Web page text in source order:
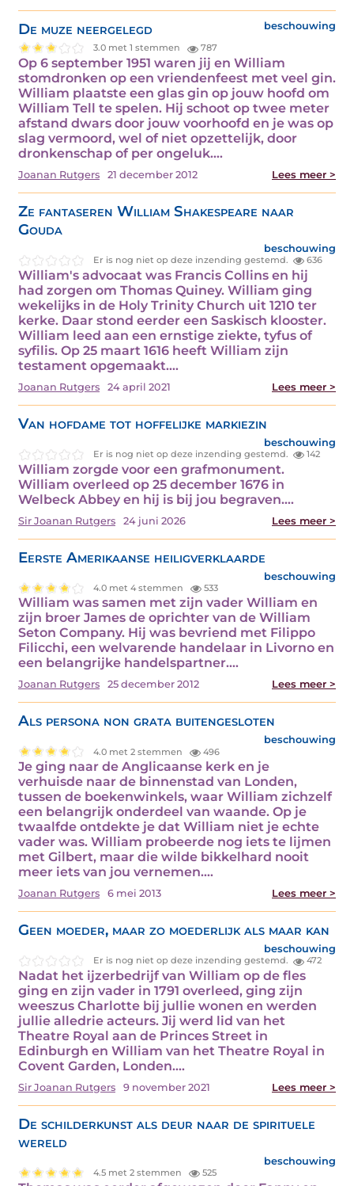
De muze neergelegd beschouwing
3.0 met 1 stemmen 787
Op 6 september 1951 waren jij en William
stomdronken op een vriendenfeest met veel gin.
William plaatste een glas gin op jouw hoofd om
William Tell te spelen. Hij schoot op twee meter
afstand dwars door jouw voorhoofd en je was op
slag vermoord, wel of niet opzettelijk, door
dronkenschap of per ongeluk.…
Joanan Rutgers 21 december 2012 Lees meer >
Ze fantaseren William Shakespeare naar
Gouda
beschouwing
Er is nog niet op deze inzending gestemd. 636
William's advocaat was Francis Collins en hij
had zorgen om Thomas Quiney. William ging
wekelijks in de Holy Trinity Church uit 1210 ter
kerke. Daar stond eerder een Saskisch klooster.
William leed aan een ernstige ziekte, tyfus of
syfilis. Op 25 maart 1616 heeft William zijn
testament opgemaakt.…
Joanan Rutgers 24 april 2021 Lees meer >
Van hofdame tot hoffelijke markiezin
beschouwing
Er is nog niet op deze inzending gestemd. 142
William zorgde voor een grafmonument.
William overleed op 25 december 1676 in
Welbeck Abbey en hij is bij jou begraven.…
Sir Joanan Rutgers 24 juni 2026 Lees meer >
Eerste Amerikaanse heiligverklaarde
beschouwing
4.0 met 4 stemmen 533
William was samen met zijn vader William en
zijn broer James de oprichter van de William
Seton Company. Hij was bevriend met Filippo
Filicchi, een welvarende handelaar in Livorno en
een belangrijke handelspartner.…
Joanan Rutgers 25 december 2012 Lees meer >
Als persona non grata buitengesloten
beschouwing
4.0 met 2 stemmen 496
Je ging naar de Anglicaanse kerk en je
verhuisde naar de binnenstad van Londen,
tussen de boekenwinkels, waar William zichzelf
een belangrijk onderdeel van waande. Op je
twaalfde ontdekte je dat William niet je echte
vader was. William probeerde nog iets te lijmen
met Gilbert, maar die wilde bikkelhard nooit
meer iets van jou vernemen.…
Joanan Rutgers 6 mei 2013 Lees meer >
Geen moeder, maar zo moederlijk als maar kan
beschouwing
Er is nog niet op deze inzending gestemd. 472
Nadat het ijzerbedrijf van William op de fles
ging en zijn vader in 1791 overleed, ging zijn
weeszus Charlotte bij jullie wonen en werden
jullie alledrie acteurs. Jij werd lid van het
Theatre Royal aan de Princes Street in
Edinburgh en William van het Theatre Royal in
Covent Garden, Londen.…
Sir Joanan Rutgers 9 november 2021 Lees meer >
De schilderkunst als deur naar de spirituele
wereld
beschouwing
4.5 met 2 stemmen 525